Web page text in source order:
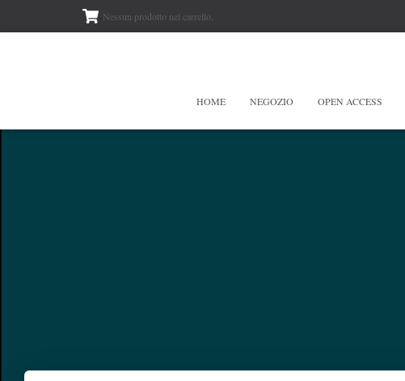
Nessun prodotto nel carrello.
HOME NEGOZIO OPEN ACCESS